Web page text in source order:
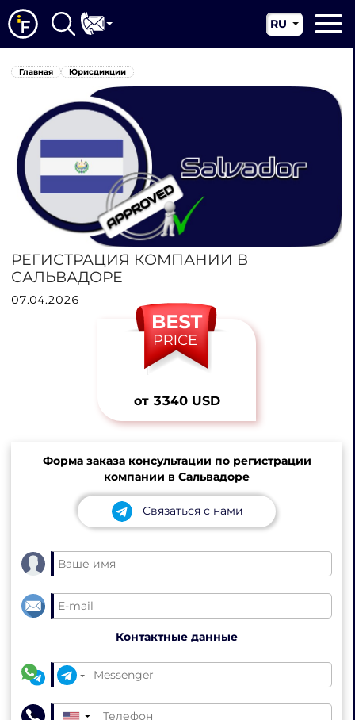
О нас
Новости
Юрисдикции
RU
EN
Главная Юрисдикции
РЕГИСТРАЦИЯ КОМПАНИИ В
САЛЬВАДОРЕ
07.04.2026
от 3340 USD
Форма заказа консультации по регистрации
компании в Сальвадоре
Связаться с нами
Контактные данные
▼